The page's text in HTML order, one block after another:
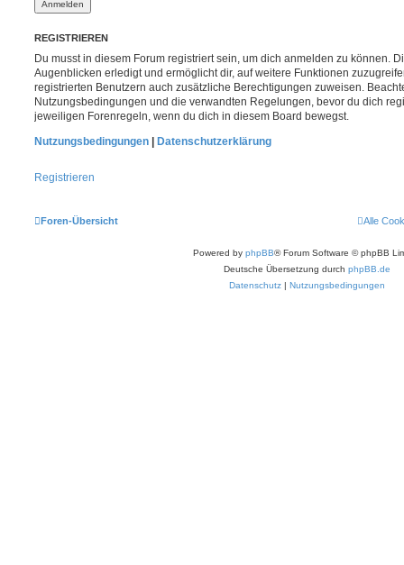
REGISTRIEREN
Du musst in diesem Forum registriert sein, um dich anmelden zu können.
Augenblicken erledigt und ermöglicht dir, auf weitere Funktionen
registrierten Benutzern auch zusätzliche Berechtigungen zuweisen.
Nutzungsbedingungen und die verwandten Regelungen, bevor du dich
jeweiligen Forenregeln, wenn du dich in diesem Board bewegst.
Nutzungsbedingungen
Datenschutzerklärung
Registrieren
Foren-Übersicht Alle
Powered by phpBB® Forum Software © phpBB
Deutsche Übersetzung durch phpBB.de
Datenschutz | Nutzungsbedingungen